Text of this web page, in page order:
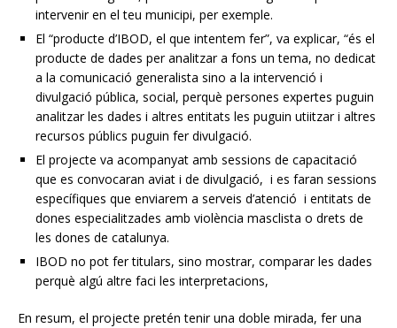
intervenir en el teu municipi, per exemple.
El “producte d’IBOD, el que intentem fer”, va explicar, “és el
producte de dades per analitzar a fons un tema, no dedicat
a la comunicació generalista sino a la intervenció i
divulgació pública, social, perquè persones expertes puguin
analitzar les dades i altres entitats les puguin utiitzar i altres
recursos públics puguin fer divulgació.
El projecte va acompanyat amb sessions de capacitació
que es convocaran aviat i de divulgació, i es faran sessions
específiques que enviarem a serveis d’atenció i entitats de
dones especialitzades amb violència masclista o drets de
les dones de catalunya.
IBOD no pot fer titulars, sino mostrar, comparar les dades
perquè algú altre faci les interpretacions,
En resum, el projecte pretén tenir una doble mirada, fer una